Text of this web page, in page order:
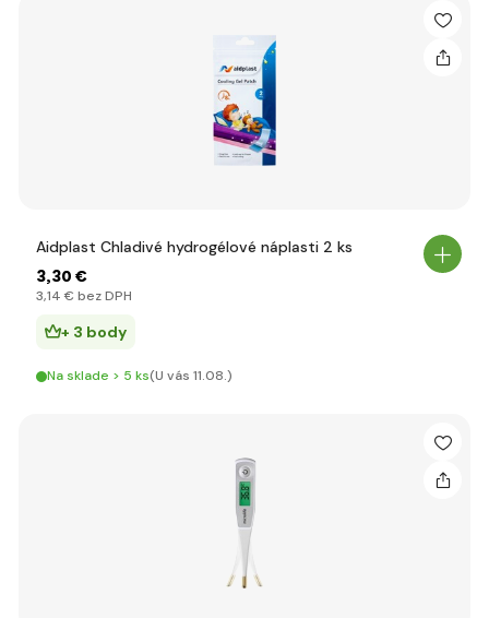
Aidplast Chladivé hydrogélové náplasti 2 ks
3,30 €
3,14 € bez DPH
+ 3 body
Na sklade > 5 ks(U vás 11.08.)